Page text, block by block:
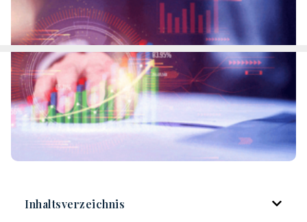
Inhaltsverzeichnis